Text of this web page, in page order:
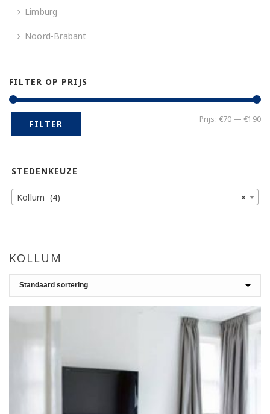
KOLLUM
Limburg
Noord-Brabant
FILTER OP PRIJS
FILTER Prijs: €70 —€190
STEDENKEUZE
×
Kollum (4)